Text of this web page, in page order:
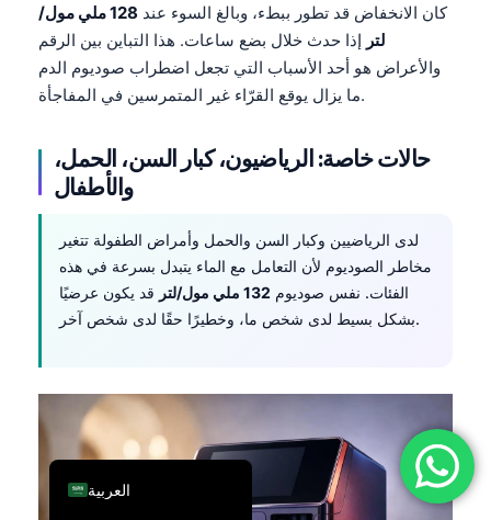
كان الانخفاض قد تطور ببطء، وبالغ السوء عند
128 ملي مول/
لتر إذا حدث خلال بضع ساعات. هذا التباين بين الرقم
والأعراض هو أحد الأسباب التي تجعل اضطراب صوديوم الدم
ما يزال يوقع القرّاء غير المتمرسين في المفاجأة.
حالات خاصة: الرياضيون، كبار السن، الحمل،
والأطفال
لدى الرياضيين وكبار السن والحمل وأمراض الطفولة تتغير
مخاطر الصوديوم لأن التعامل مع الماء يتبدل بسرعة في هذه
الفئات. نفس صوديوم 132 ملي مول/لتر
قد يكون عرضيًا
بشكل بسيط لدى شخص ما، وخطيرًا حقًا لدى شخص آخر.
العربية
English
Deutsch
Italiano
Español
Português
Ελληνικά
Türkçe
简体中文
فارسی
Български